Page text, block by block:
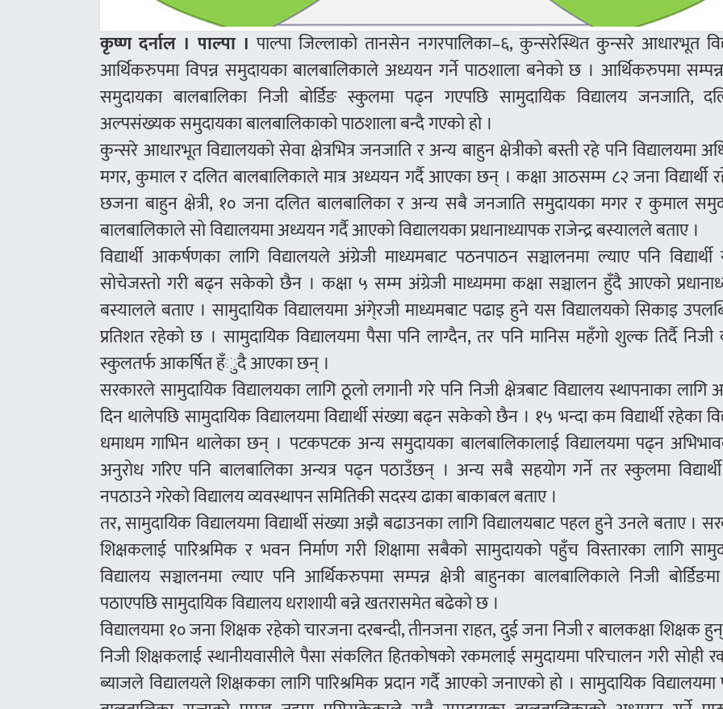
कृष्ण दर्नाल । पाल्पा । पाल्पा जिल्लाको तानसेन नगरपालिका–६, कुन्सरेस्थित कुन्सरे आधारभूत
आर्थिकरुपमा विपन्न समुदायका बालबालिकाले अध्ययन गर्ने पाठशाला बनेको छ । आर्थिकरुपमा
समुदायका बालबालिका निजी बोर्डिङ स्कुलमा पढ्न गएपछि सामुदायिक विद्यालय जनजाति,
अल्पसंख्यक समुदायका बालबालिकाको पाठशाला बन्दै गएको हो ।
कुन्सरे आधारभूत विद्यालयको सेवा क्षेत्रभित्र जनजाति र अन्य बाहुन क्षेत्रीको बस्ती रहे पनि विद्यालयमा
मगर, कुमाल र दलित बालबालिकाले मात्र अध्ययन गर्दै आएका छन् । कक्षा आठसम्म ८२ जना विद्यार्थी
छजना बाहुन क्षेत्री, १० जना दलित बालबालिका र अन्य सबै जनजाति समुदायका मगर र कुमाल
बालबालिकाले सो विद्यालयमा अध्ययन गर्दै आएको विद्यालयका प्रधानाध्यापक राजेन्द्र बस्यालले बताए ।
विद्यार्थी आकर्षणका लागि विद्यालयले अंग्रेजी माध्यमबाट पठनपाठन सञ्चालनमा ल्याए पनि
सोचेजस्तो गरी बढ्न सकेको छैन । कक्षा ५ सम्म अंग्रेजी माध्यममा कक्षा सञ्चालन हुँदै आएको
बस्यालले बताए । सामुदायिक विद्यालयमा अंगे्रजी माध्यमबाट पढाइ हुने यस विद्यालयको सिकाइ
प्रतिशत रहेको छ । सामुदायिक विद्यालयमा पैसा पनि लाग्दैन, तर पनि मानिस महँगो शुल्क तिर्दै निजी
स्कुलतर्फ आकर्षित हँुदै आएका छन् ।
सरकारले सामुदायिक विद्यालयका लागि ठूलो लगानी गरे पनि निजी क्षेत्रबाट विद्यालय स्थापनाका लागि
दिन थालेपछि सामुदायिक विद्यालयमा विद्यार्थी संख्या बढ्न सकेको छैन । १५ भन्दा कम विद्यार्थी रहेका
धमाधम गाभिन थालेका छन् । पटकपटक अन्य समुदायका बालबालिकालाई विद्यालयमा पढ्न
अनुरोध गरिए पनि बालबालिका अन्यत्र पढ्न पठाउँछन् । अन्य सबै सहयोग गर्ने तर स्कुलमा
नपठाउने गरेको विद्यालय व्यवस्थापन समितिकी सदस्य ढाका बाकाबल बताए ।
तर, सामुदायिक विद्यालयमा विद्यार्थी संख्या अझै बढाउनका लागि विद्यालयबाट पहल हुने उनले बताए ।
शिक्षकलाई पारिश्रमिक र भवन निर्माण गरी शिक्षामा सबैको सामुदायको पहुँच विस्तारका लागि
विद्यालय सञ्चालनमा ल्याए पनि आर्थिकरुपमा सम्पन्न क्षेत्री बाहुनका बालबालिकाले निजी
पठाएपछि सामुदायिक विद्यालय धराशायी बन्ने खतरासमेत बढेको छ ।
विद्यालयमा १० जना शिक्षक रहेको चारजना दरबन्दी, तीनजना राहत, दुई जना निजी र बालकक्षा शिक्षक
निजी शिक्षकलाई स्थानीयवासीले पैसा संकलित हितकोषको रकमलाई समुदायमा परिचालन गरी सोही
ब्याजले विद्यालयले शिक्षकका लागि पारिश्रमिक प्रदान गर्दै आएको जनाएको हो । सामुदायिक